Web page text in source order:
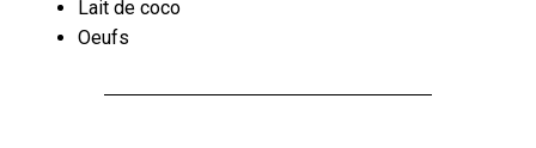
Lait de coco
Oeufs